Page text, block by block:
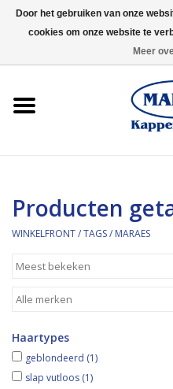
Kaaral
Merken
Merken
Producten
WINKELFRONT/TAGS/ MARAES
Haartypes
geblondeerd (1)
slap vutloos (1)
Door het gebruiken van onze
cookies om onze website te
Meer